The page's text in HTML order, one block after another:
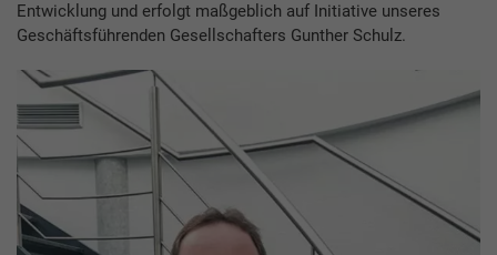
Entwicklung und erfolgt maßgeblich auf Initiative unseres
Geschäftsführenden Gesellschafters Gunther Schulz.